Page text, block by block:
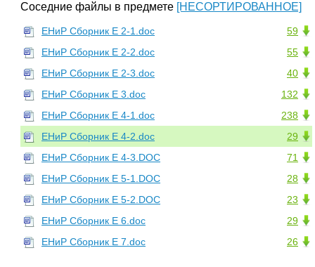
Соседние файлы в предмете [НЕСОРТИРОВАННОЕ]
59
ЕНиР Сборник Е 2-1.doc
55
ЕНиР Сборник Е 2-2.doc
40
ЕНиР Сборник Е 2-3.doc
132
ЕНиР Сборник Е 3.doc
238
ЕНиР Сборник Е 4-1.doc
29
ЕНиР Сборник Е 4-2.doc
71
ЕНиР Сборник Е 4-3.DOC
28
ЕНиР Сборник Е 5-1.DOC
23
ЕНиР Сборник Е 5-2.DOC
29
ЕНиР Сборник Е 6.doc
26
ЕНиР Сборник Е 7.doc